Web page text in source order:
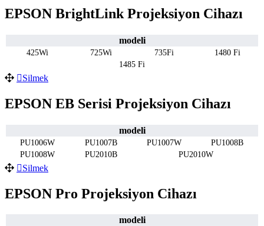
EPSON BrightLink Projeksiyon Cihazı
modeli
425Wi 725Wi 735Fi
1480 Fi
1485 Fi
Silmek
EPSON EB Serisi Projeksiyon Cihazı
modeli
PU1006W PU1007B PU1007W
PU1008B
PU1008W
PU2010B PU2010W
Silmek
EPSON Pro Projeksiyon Cihazı
modeli